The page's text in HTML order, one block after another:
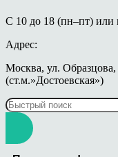
С 10 до 18 (пн–пт) или
Адрес:
Москва, ул. Образцова,
(ст.м.»Достоевская»)